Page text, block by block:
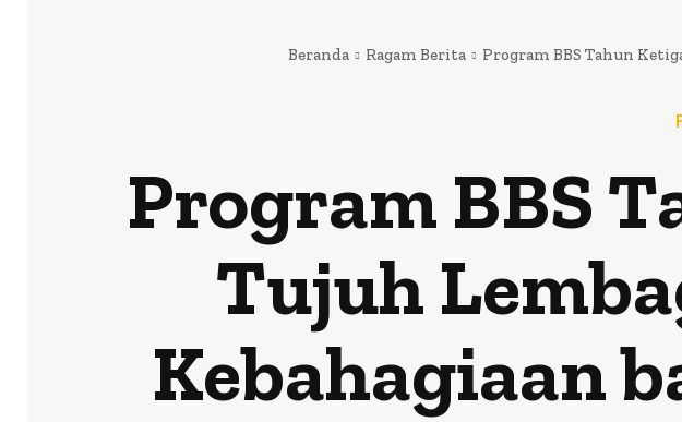
Beranda Ragam Berita Program BBS Tahun
Program BBS
Tujuh
Kebahagiaan